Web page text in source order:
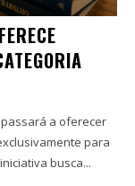
passará a oferecer
para
busca...